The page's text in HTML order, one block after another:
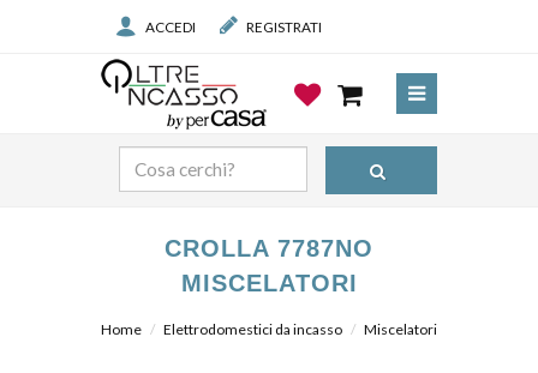
ACCEDI REGISTRATI
CROLLA 7787NO
MISCELATORI
Home Elettrodomestici da incasso Miscelatori